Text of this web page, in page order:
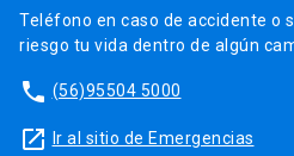
Teléfono en caso de accidente o
riesgo tu vida dentro de algún
phone (56)95504 5000
launch Ir al sitio de Emergencias